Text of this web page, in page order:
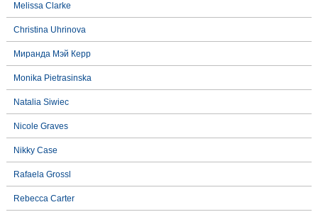
Melissa Clarke
Christina Uhrinova
Миранда Мэй Керр
Monika Pietrasinska
Natalia Siwiec
Nicole Graves
Nikky Case
Rafaela Grossl
Rebecca Carter